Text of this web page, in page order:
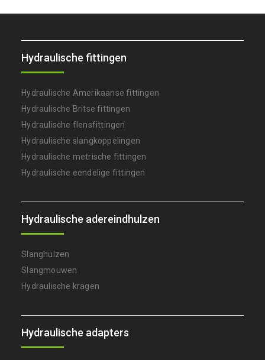
Hydraulische fittingen
Hydraulische Amerikaanse fittingen
Hydraulische Britse fittingen
Hydraulische flensfittingen
Hydraulische slangkoppelingen
Hydraulische metrische fittingen
Hydraulische eendelige fittingen
Hydraulische adereindhulzen
Slanghulzen
Slangmouwen
Hydraulische kragen
Hydraulische adapters